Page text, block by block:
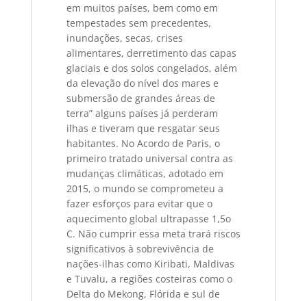
em muitos países, bem como em
tempestades sem precedentes,
inundações, secas, crises
alimentares, derretimento das capas
glaciais e dos solos congelados, além
da elevação do nível dos mares e
submersão de grandes áreas de
terra” alguns países já perderam
ilhas e tiveram que resgatar seus
habitantes. No Acordo de Paris, o
primeiro tratado universal contra as
mudanças climáticas, adotado em
2015, o mundo se comprometeu a
fazer esforços para evitar que o
aquecimento global ultrapasse 1,5o
C. Não cumprir essa meta trará riscos
significativos à sobrevivência de
nações-ilhas como Kiribati, Maldivas
e Tuvalu, a regiões costeiras como o
Delta do Mekong, Flórida e sul de